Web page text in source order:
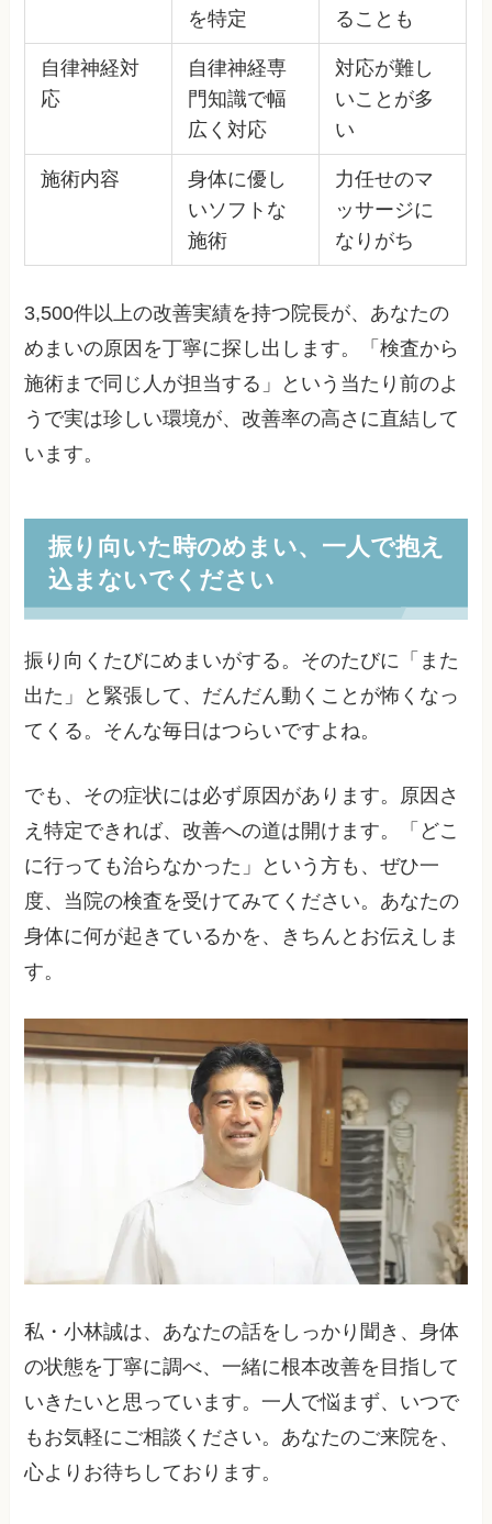
を特定
ることも
自律神経対
応
自律神経専
門知識で幅
広く対応
対応が難し
いことが多
い
施術内容
身体に優し
いソフトな
施術
力任せのマ
ッサージに
なりがち
3,500件以上の改善実績を持つ院長が、あなたの
めまいの原因を丁寧に探し出します。「検査から
施術まで同じ人が担当する」という当たり前のよ
うで実は珍しい環境が、改善率の高さに直結して
います。
振り向いた時のめまい、一人で抱え
込まないでください
振り向くたびにめまいがする。そのたびに「また
出た」と緊張して、だんだん動くことが怖くなっ
てくる。そんな毎日はつらいですよね。
でも、その症状には必ず原因があります。原因さ
え特定できれば、改善への道は開けます。「どこ
に行っても治らなかった」という方も、ぜひ一
度、当院の検査を受けてみてください。あなたの
身体に何が起きているかを、きちんとお伝えしま
す。
私・小林誠は、あなたの話をしっかり聞き、身体
の状態を丁寧に調べ、一緒に根本改善を目指して
いきたいと思っています。一人で悩まず、いつで
もお気軽にご相談ください。あなたのご来院を、
心よりお待ちしております。